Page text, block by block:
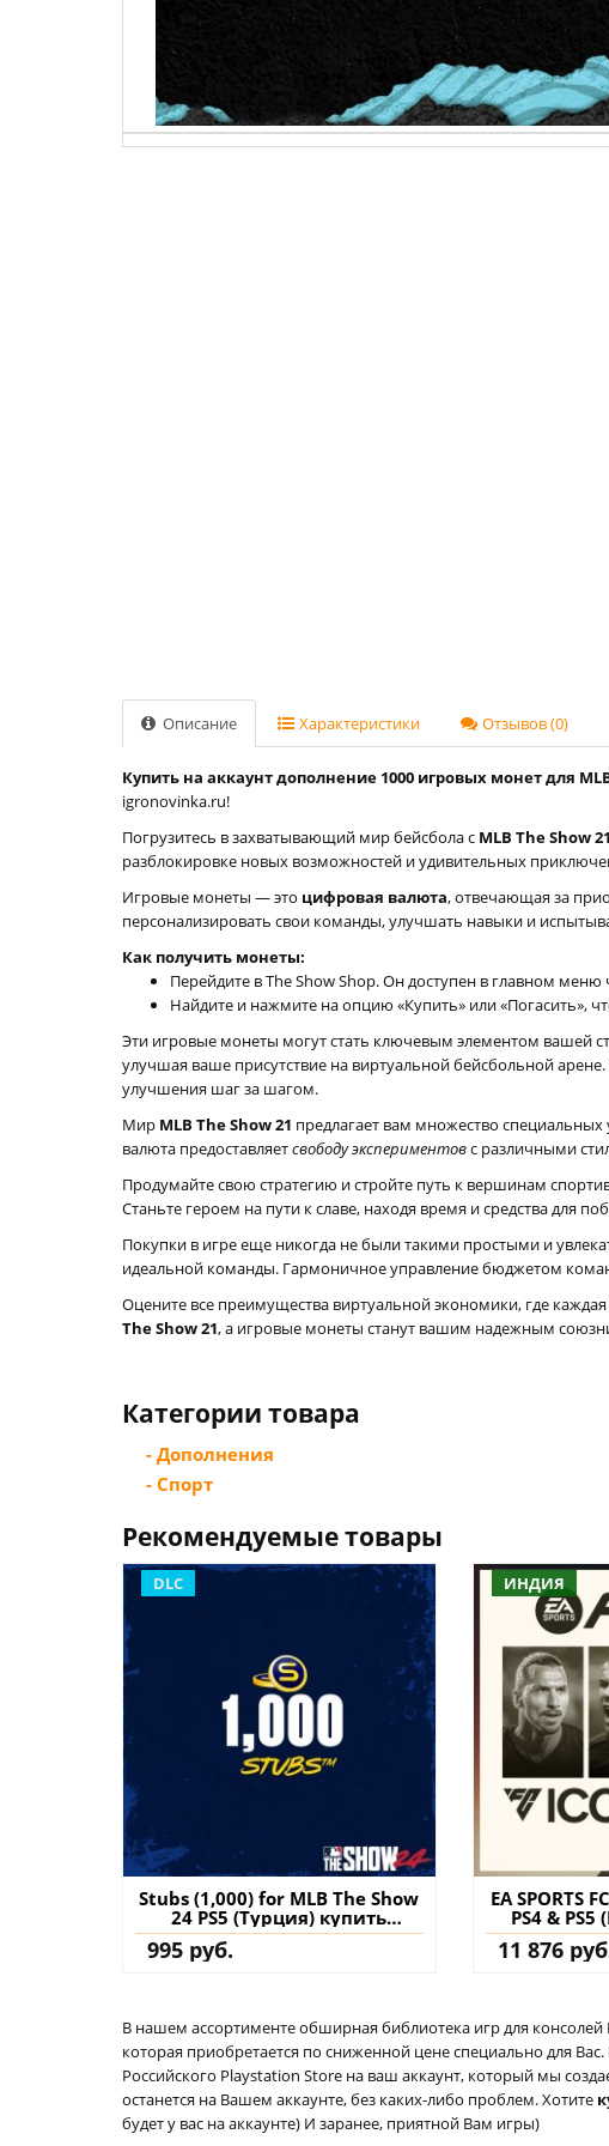
Описание Характеристики Отзывов (0)
Купить на аккаунт дополнение ‎1000 игровых монет для
igronovinka.ru!
Погрузитесь в захватывающий мир бейсбола с MLB The Show 21
разблокировке новых возможностей и удивительных
Игровые монеты — это цифровая валюта, отвечающая за
персонализировать свои команды, улучшать навыки и
Как получить монеты:
Перейдите в The Show Shop. Он доступен в главном
Найдите и нажмите на опцию «Купить» или «Погасить»,
Эти игровые монеты могут стать ключевым элементом вашей
улучшая ваше присутствие на виртуальной бейсбольной
улучшения шаг за шагом.
Мир MLB The Show 21 предлагает вам множество
валюта предоставляетсвободу экспериментовс различными
Продумайте свою стратегию и стройте путь к вершинам
Станьте героем на пути к славе, находя время и средства для
Покупки в игре еще никогда не были такими простыми и
идеальной команды. Гармоничное управление бюджетом
Оцените все преимущества виртуальной экономики, где
The Show 21, а игровые монеты станут вашим надежным
Категории товара
- Дополнения
- Спорт
Рекомендуемые товары
DLC
Stubs (1,000) for MLB The Show
24 PS5 (Турция) купить
дополнение на аккаунт
995 руб.
ИНДИЯ
EA SPORTS
PS4 &
11 876
В нашем ассортименте обширная библиотека игр для
которая приобретается по сниженной цене специально для
Российского Playstation Store на ваш аккаунт, который мы
останется на Вашем аккаунте, без каких-либо проблем. Хотите
будет у вас на аккаунте) И заранее, приятной Вам игры)